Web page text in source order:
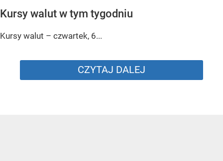
Kursy walut w tym tygodniu
Kursy walut – czwartek, 6...
CZYTAJ DALEJ